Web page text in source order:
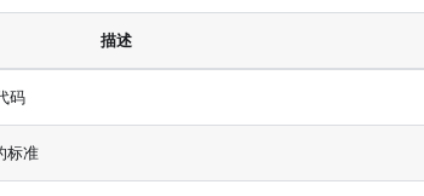
描述
码
标准